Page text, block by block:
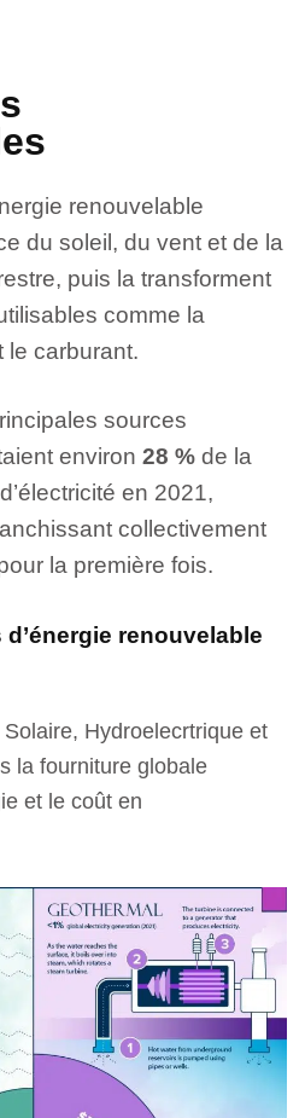
renouvelable
du soleil, du vent et de la
puis la transforment
comme la
le carburant.
sources
environ 28 % de la
en 2021,
collectivement
la première fois.
renouvelable
Hydroelecrtrique et
la fourniture globale
et le coût en